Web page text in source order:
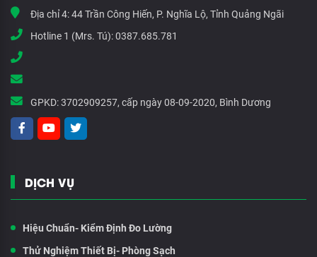
Địa chỉ 4:44 Trần Công Hiến, P. Nghĩa Lộ, Tỉnh Quảng Ngãi
Hotline 1 (Mrs. Tú):0387.685.781
GPKD:3702909257, cấp ngày 08-09-2020, Bình Dương
DỊCH VỤ
Hiệu Chuẩn- Kiểm Định Đo Lường
Thử Nghiệm Thiết Bị- Phòng Sạch